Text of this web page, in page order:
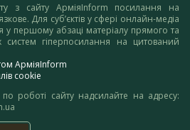
з сайту АрміяInform посилання на
Для суб’єктів у сфері онлайн-медіа
у першому абзаці матеріалу прямого та
систем гіперпосилання на цитований
АрміяInform
cookie
роботі сайту надсилайте на адресу: